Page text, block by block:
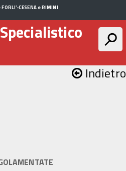
CESENA e RIMINI
Indietro